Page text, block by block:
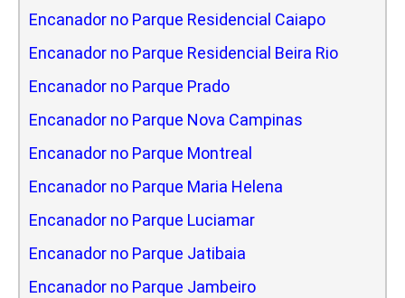
Encanador no Parque Residencial Caiapo
Encanador no Parque Residencial Beira Rio
Encanador no Parque Prado
Encanador no Parque Nova Campinas
Encanador no Parque Montreal
Encanador no Parque Maria Helena
Encanador no Parque Luciamar
Encanador no Parque Jatibaia
Encanador no Parque Jambeiro